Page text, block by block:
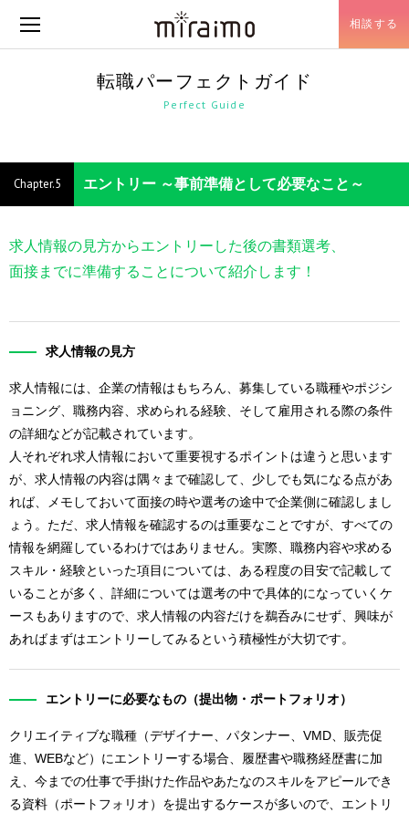
相談する
転職パーフェクトガイド
Perfect Guide
エントリー ～事前準備として必要なこと～
求人情報の見方からエントリーした後の書類選考、
面接までに準備することについて紹介します！
求人情報の見方
求人情報には、企業の情報はもちろん、募集している職種やポジシ
ョニング、職務内容、求められる経験、そして雇用される際の条件
の詳細などが記載されています。
人それぞれ求人情報において重要視するポイントは違うと思います
が、求人情報の内容は隅々まで確認して、少しでも気になる点があ
れば、メモしておいて面接の時や選考の途中で企業側に確認しまし
ょう。ただ、求人情報を確認するのは重要なことですが、すべての
情報を網羅しているわけではありません。実際、職務内容や求める
スキル・経験といった項目については、ある程度の目安で記載して
いることが多く、詳細については選考の中で具体的になっていくケ
ースもありますので、求人情報の内容だけを鵜呑みにせず、興味が
あればまずはエントリーしてみるという積極性が大切です。
エントリーに必要なもの（提出物・ポートフォリオ）
クリエイティブな職種（デザイナー、パタンナー、VMD、販売促
進、WEBなど）にエントリーする場合、履歴書や職務経歴書に加
え、今までの仕事で手掛けた作品やあたなのスキルをアピールでき
る資料（ポートフォリオ）を提出するケースが多いので、エントリ